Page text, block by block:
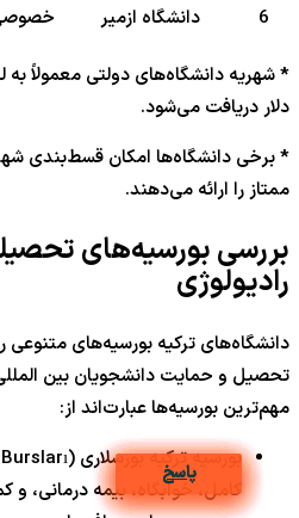
6
دانشگاه ازمیر
* شهریه دانشگاه‌های دولتی معمولاً
دلار دریافت می‌شود.
* برخی دانشگاه‌ها امکان قسط‌بندی
ممتاز را ارائه می‌دهند.
بررسی بورسیه‌های
رادیولوژی
دانشگاه‌های ترکیه بورسیه‌های
تحصیل و حمایت دانشجویان بین
مهم‌ترین بورسیه‌ها عبارت‌اند از:
کامل، خوابگاه، بیمه درمانی،
پاسخ
پاسخ
پاسخ
پاسخ
پاسخ
پاسخ
پاسخ
پاسخ
پاسخ
پاسخ